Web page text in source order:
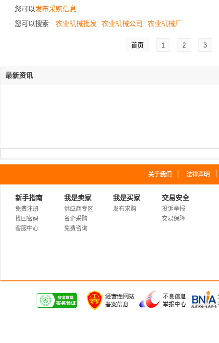
您可以发布采购信息
您可以搜索
农业机械批发 农业机械公司 农业机械厂
首页 1 2 3
最新资讯
关于我们 法律声明
新手指南
免费注册
找回密码
客服中心
我是卖家
供应商专区
名企采购
免费咨询
我是买家
发布求购
交易安全
投诉举报
交易保障